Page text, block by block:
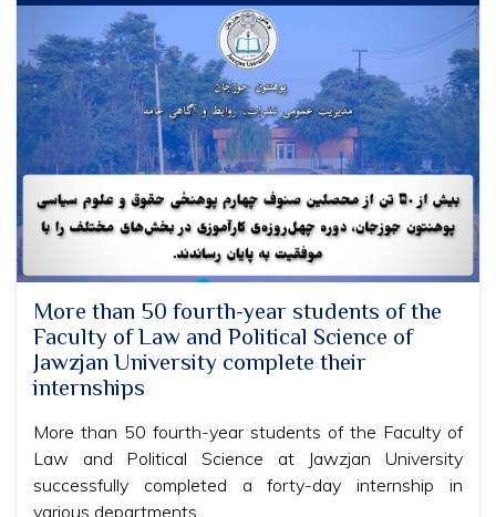
More than 50 fourth-year students of the
Faculty of Law and Political Science of
Jawzjan University complete their
internships
More than 50 fourth-year students of the Faculty of
Law and Political Science at Jawzjan University
successfully completed a forty-day internship in
various departments.